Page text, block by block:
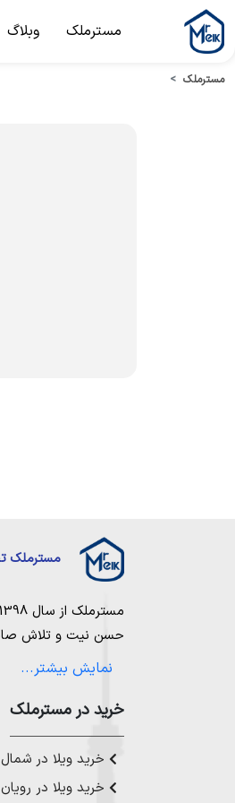
مسترملک وبلاگ
مسترملک
مسترملک
مسترملک از سال 1398 به صورت جدی فعالیت خود را آغاز کرد. ما در مجموعه
حسن نیت و تلاش
مساعی خویش را به
ملک در شمال،خرید
رویان،خرید زمین در
چمستان ،خرید ویلا
عزیز خدمت کنیم.
نمایش بیشتر...
خرید در مستر‌ملک
خرید ویلا در شمال
خرید ویلا در رویان